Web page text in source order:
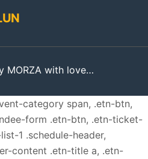
MORZA with love…
category span, .etn-btn,
form .etn-btn, .etn-ticket-
1 .schedule-header,
content .etn-title a, .etn-